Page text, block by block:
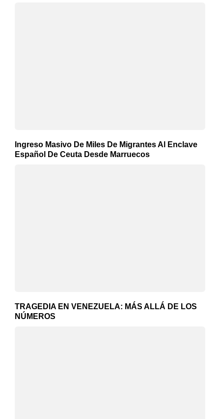
Ingreso Masivo De Miles De Migrantes Al Enclave
Español De Ceuta Desde Marruecos
TRAGEDIA EN VENEZUELA: MÁS ALLÁ DE LOS
NÚMEROS